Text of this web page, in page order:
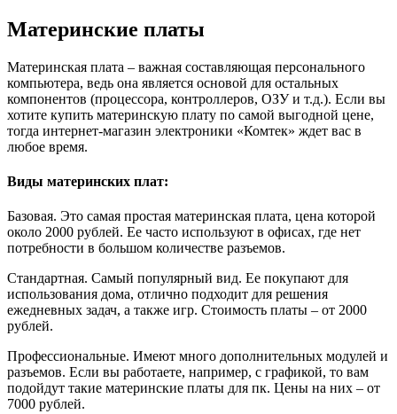
Материнские платы
Материнская плата – важная составляющая персонального
компьютера, ведь она является основой для остальных
компонентов (процессора, контроллеров, ОЗУ и т.д.). Если вы
хотите купить материнскую плату по самой выгодной цене,
тогда интернет-магазин электроники «Комтек» ждет вас в
любое время.
Виды материнских плат:
Базовая. Это самая простая материнская плата, цена которой
около 2000 рублей. Ее часто используют в офисах, где нет
потребности в большом количестве разъемов.
Стандартная. Самый популярный вид. Ее покупают для
использования дома, отлично подходит для решения
ежедневных задач, а также игр. Стоимость платы – от 2000
рублей.
Профессиональные. Имеют много дополнительных модулей и
разъемов. Если вы работаете, например, с графикой, то вам
подойдут такие материнские платы для пк. Цены на них – от
7000 рублей.